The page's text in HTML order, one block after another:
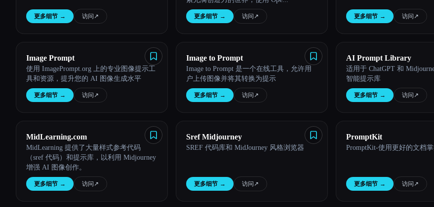
更多细节 → 访问 ↗︎ 更多细节 → 访问 ↗︎ 更多细节 → 访问 ↗︎
Image Prompt
使用 ImagePrompt.org 上的专业图像提示工
具和资源，提升您的 AI 图像生成水平
更多细节 → 访问 ↗︎
Image to Prompt
Image to Prompt 是一个在线工具，允许用
户上传图像并将其转换为提示
更多细节 → 访问 ↗︎
AI Prompt Library
适用于 ChatGPT 和
智能提示库
更多细节 → 访问 ↗︎
MidLearning.com
MidLearning 提供了大量样式参考代码
（sref 代码）和提示库，以利用 Midjourney
增强 AI 图像创作。
更多细节 → 访问 ↗︎
Sref Midjourney
SREF 代码库和 MidJourney 风格浏览器
更多细节 → 访问 ↗︎
PromptKit
PromptKit-使用更好的文档
更多细节 → 访问 ↗︎